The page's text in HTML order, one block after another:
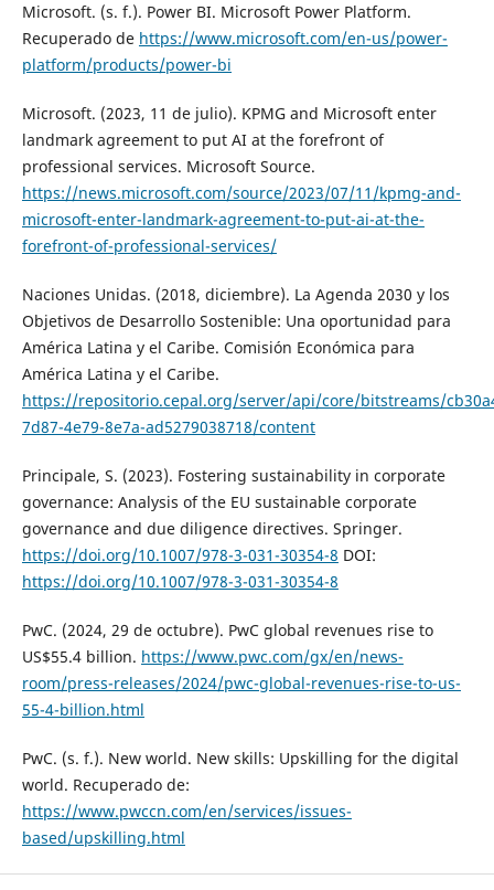
Microsoft. (s. f.). Power BI. Microsoft Power Platform.
Recuperado de https://www.microsoft.com/en-us/power-
platform/products/power-bi
Microsoft. (2023, 11 de julio). KPMG and Microsoft enter
landmark agreement to put AI at the forefront of
professional services. Microsoft Source.
https://news.microsoft.com/source/2023/07/11/kpmg-and-
microsoft-enter-landmark-agreement-to-put-ai-at-the-
forefront-of-professional-services/
Naciones Unidas. (2018, diciembre). La Agenda 2030 y los
Objetivos de Desarrollo Sostenible: Una oportunidad para
América Latina y el Caribe. Comisión Económica para
América Latina y el Caribe.
https://repositorio.cepal.org/server/api/core/bitstreams/
7d87-4e79-8e7a-ad5279038718/content
Principale, S. (2023). Fostering sustainability in corporate
governance: Analysis of the EU sustainable corporate
governance and due diligence directives. Springer.
https://doi.org/10.1007/978-3-031-30354-8 DOI:
https://doi.org/10.1007/978-3-031-30354-8
PwC. (2024, 29 de octubre). PwC global revenues rise to
US$55.4 billion. https://www.pwc.com/gx/en/news-
room/press-releases/2024/pwc-global-revenues-rise-to-us-
55-4-billion.html
PwC. (s. f.). New world. New skills: Upskilling for the digital
world. Recuperado de:
https://www.pwccn.com/en/services/issues-
based/upskilling.html